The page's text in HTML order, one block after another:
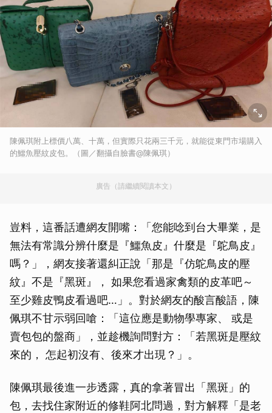
陳佩琪附上標價八萬、十萬，但實際只花兩三千元，就能從東門市場購入
的鱷魚壓紋皮包。（圖／翻攝自臉書@陳佩琪）
廣告（請繼續閱讀本文）
豈料，這番話遭網友開嘴：「您能唸到台大畢業，是
無法有常識分辨什麼是『鱷魚皮』什麼是『鴕鳥皮』
嗎？」，網友接著還糾正說「那是『仿鴕鳥皮的壓
紋』不是『黑斑』， 如果您看過家禽類的皮革吧～
至少雞皮鴨皮看過吧…」。對於網友的酸言酸語，陳
佩琪不甘示弱回嗆：「這位應是動物學專家、 或是
賣包包的盤商」，並趁機詢問對方：「若黑斑是壓紋
來的， 怎起初沒有、後來才出現？」。
陳佩琪最後進一步透露，真的拿著冒出「黑斑」的
包，去找住家附近的修鞋阿北問過，對方解釋「是老